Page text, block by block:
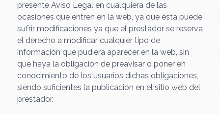
presente Aviso Legal en cualquiera de las
ocasiones que entren en la web, ya que ésta puede
sufrir modificaciones ya que el prestador se reserva
el derecho a modificar cualquier tipo de
información que pudiera aparecer en la web, sin
que haya la obligación de preavisar o poner en
conocimiento de los usuarios dichas obligaciones,
siendo suficientes la publicación en el sitio web del
prestador.